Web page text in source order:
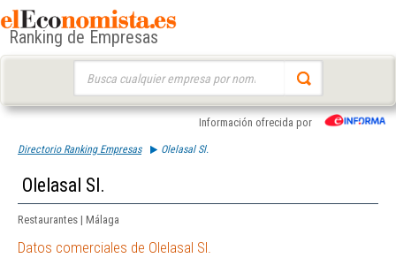
Ranking de Empresas
Información ofrecida por
Directorio Ranking Empresas Olelasal Sl.
Olelasal Sl.
Restaurantes | Málaga
Datos comerciales de Olelasal Sl.